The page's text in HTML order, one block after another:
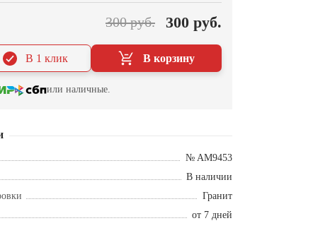
300 руб. 300 руб.
В корзину
В 1 клик
или наличные.
№ AM9453
В наличии
Гранит
от 7 дней